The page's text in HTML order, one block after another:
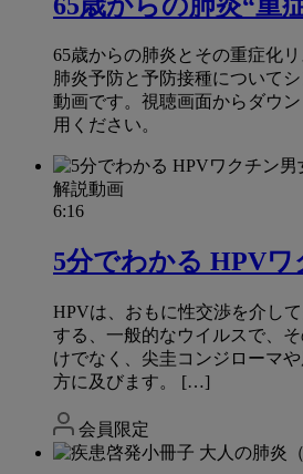
65歳からの肺炎とその重症化
肺炎予防と予防接種について
動画です。視聴画面からダウ
用ください。
解説動画
6:16
5分でわかる HPV
HPVは、おもに性交渉を介し
する、一般的なウイルスで、
けでなく、尖圭コンジローマ
方に及びます。 […]
会員限定